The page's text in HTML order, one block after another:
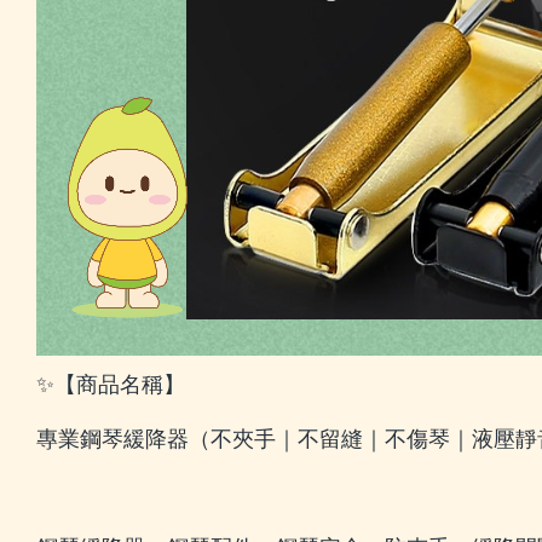
✨【商品名稱】
專業鋼琴緩降器（不夾手｜不留縫｜不傷琴｜液壓